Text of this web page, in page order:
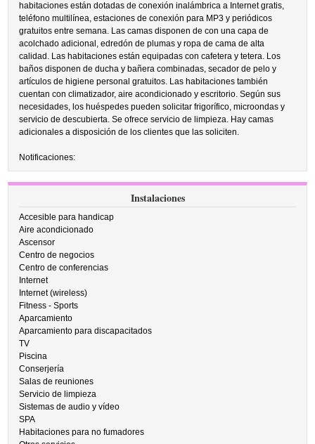
habitaciones están dotadas de conexión inalámbrica a Internet gratis,
teléfono multilínea, estaciones de conexión para MP3 y periódicos
gratuitos entre semana. Las camas disponen de con una capa de
acolchado adicional, edredón de plumas y ropa de cama de alta
calidad. Las habitaciones están equipadas con cafetera y tetera. Los
baños disponen de ducha y bañera combinadas, secador de pelo y
artículos de higiene personal gratuitos. Las habitaciones también
cuentan con climatizador, aire acondicionado y escritorio. Según sus
necesidades, los huéspedes pueden solicitar frigorífico, microondas y
servicio de descubierta. Se ofrece servicio de limpieza. Hay camas
adicionales a disposición de los clientes que las soliciten.
Notificaciones:
Instalaciones
Accesible para handicap
Aire acondicionado
Ascensor
Centro de negocios
Centro de conferencias
Internet
Internet (wireless)
Fitness - Sports
Aparcamiento
Aparcamiento para discapacitados
TV
Piscina
Conserjería
Salas de reuniones
Servicio de limpieza
Sistemas de audio y vídeo
SPA
Habitaciones para no fumadores